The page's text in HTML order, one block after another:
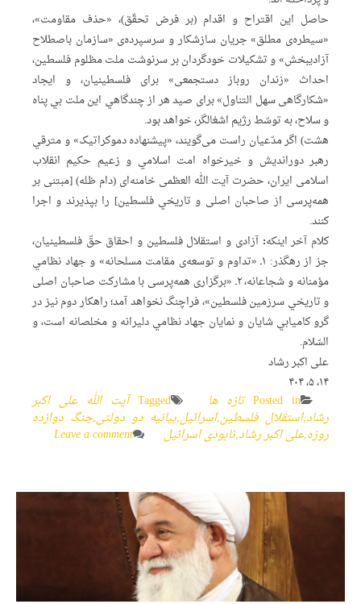
حاصل این اقتراح و اقدام (بر فرض تحقّق)، «حذف مقاومت»،
«سیطره‌ی مطلق» جریان سازشکار و سرسپرده‌ی «سازمان باصطلاح
آزادیبخش» و تشکیلات خودگردان بر سرنوشت ملت مظلوم فلسطین،
احداث «زندان روباز دستجمعی» برای فلسطینیان، و ایجاد
«شکارگاهی سهل التناول» برای صید هر از چندگاهي این ملت بي پناه
و سلاح، به توسّط رژیم اشغالگر، خواهد بود.
هشت) اگر مدّعیان راست می‌گویند، «پیشنهاده دموکراتیک» و مترقي
رهبر دوراندیش و خیرخواه امت اسلامي و زعیم حکیم انقلاب
اسلامی ایران، حضرت آیت الله العظمی خامنه‌ای (دام ظله) [مبتنی بر
همه‌پرسی از صاحبان اصلی و تاریخي فلسطین] را بپذیرند و اجرا
کنند.
کلام آخر اینکه: آزادی و استقلال فلسطین و احقاق حقّ فلسطینیان،
جز از رهگذر: ۱ـ «تداوم‌ و توسعه‌ی مقامت مسلحانه» و جهاد نظامي
مؤمنانه و شجاعانه، ۲ـ «برگزاری همه‌پرسی با مشارکت صاحبان اصلی
و تاریخي سرزمین فلسطین»، فراچنگ نخواهد آمد؛ راهکار دوم نیز در
گرو کامیابي‌ شایان و نمایان جهاد نظامي دلیرانه و مخلصانه است، و
السّلام.
علی اکبر رشاد
۱۴، ۵، ۴۰۴
Posted in تازه ها Tagged آیت الله علی اکبر
رشاد,استقلال فلسطین,اسرائیل,بیانیه دو دولتی,جنگ دوازده
روزه,علی اکبر رشاد,نابودی اسرائیل Leave a comment